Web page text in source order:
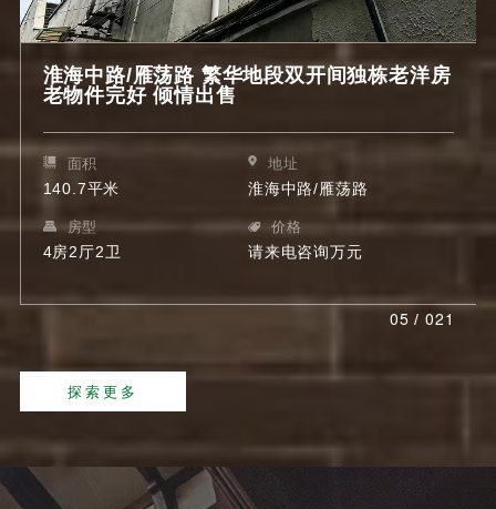
淮海中路/雁荡路 繁华地段双开间独栋老洋房
老物件完好 倾情出售
面积
140.7平米
地址
淮海中路/雁荡路
房型
4房2厅2卫
价格
请来电咨询万元
5 / 21
探索更多